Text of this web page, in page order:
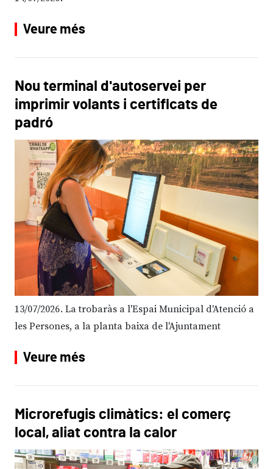
Veure més
Nou terminal d'autoservei per
imprimir volants i certificats de
padró
13/07/2026 La trobaràs a l'Espai Municipal d'Atenció a
les Persones, a la planta baixa de l'Ajuntament
Veure més
Microrefugis climàtics: el comerç
local, aliat contra la calor